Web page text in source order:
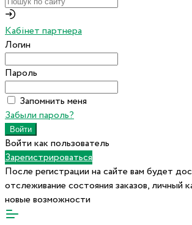
Кабінет партнера
Логин
Пароль
Запомнить меня
Забыли пароль?
Войти как пользователь
Зарегистрироваться
После регистрации на сайте вам будет
отслеживание состояния заказов, личный
новые возможности